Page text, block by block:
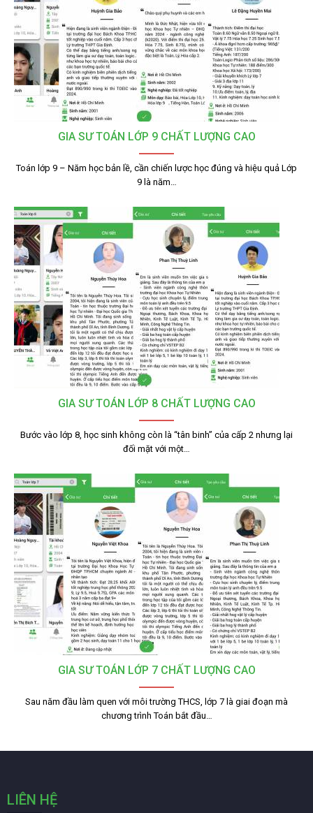
GIA SƯ TOÁN LỚP 9 CHẤT LƯỢNG CAO
Toán lớp 9 – Năm học bản lề, cần chiến lược học đúng và hiệu quả Lớp
9 là năm…
GIA SƯ TOÁN LỚP 8 CHẤT LƯỢNG CAO
Bước vào lớp 8, học sinh không còn là “tân binh” của cấp 2 nhưng lại
đối mặt với một…
GIA SƯ TOÁN LỚP 7 CHẤT LƯỢNG CAO
Sau năm đầu làm quen với môi trường THCS, lớp 7 là giai đoạn mà
chương trình Toán bắt đầu…
LIÊN HỆ